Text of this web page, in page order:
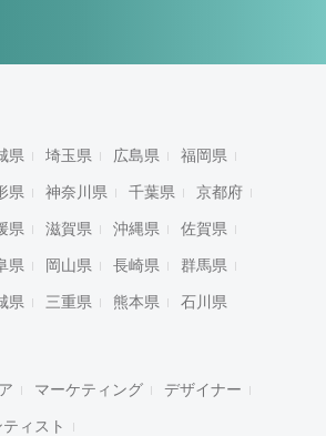
県 埼玉県 広島県 福岡県
県 神奈川県 千葉県 京都府
県 滋賀県 沖縄県 佐賀県
県 岡山県 長崎県 群馬県
県 三重県 熊本県 石川県
マーケティング デザイナー
ィスト